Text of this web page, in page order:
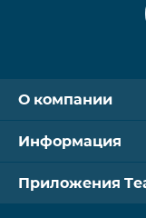
О компании
Информация
Приложения